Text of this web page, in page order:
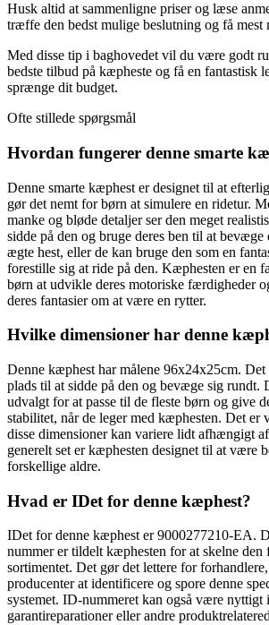
Husk altid at sammenligne priser og læse
træffe den bedst mulige beslutning og få
Med disse tip i baghovedet vil du være godt
bedste tilbud på kæpheste og få en fantastisk
sprænge dit budget.
Ofte stillede spørgsmål
Hvordan fungerer denne smarte
Denne smarte kæphest er designet til at
gør det nemt for børn at simulere en ridetur.
manke og bløde detaljer ser den meget
sidde på den og bruge deres ben til at bevæge
ægte hest, eller de kan bruge den som en
forestille sig at ride på den. Kæphesten er en
børn at udvikle deres motoriske færdigheder
deres fantasier om at være en rytter.
Hvilke dimensioner har denne
Denne kæphest har målene 96x24x25cm.
plads til at sidde på den og bevæge sig rundt.
udvalgt for at passe til de fleste børn og give
stabilitet, når de leger med kæphesten. Det er
disse dimensioner kan variere lidt afhængigt
generelt set er kæphesten designet til at være
forskellige aldre.
Hvad er IDet for denne kæphest?
IDet for denne kæphest er 9000277210-EA.
nummer er tildelt kæphesten for at skelne den
sortimentet. Det gør det lettere for
producenter at identificere og spore denne
systemet. ID-nummeret kan også være
garantireparationer eller andre